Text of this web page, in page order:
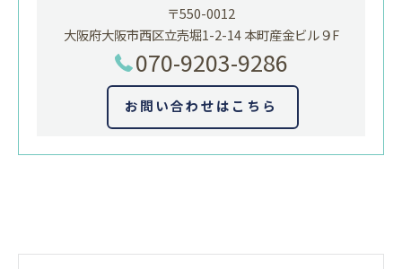
〒550-0012
大阪府大阪市西区立売堀1-2-14 本町産金ビル９F
070-9203-9286
お問い合わせはこちら